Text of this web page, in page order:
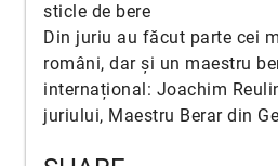
sticle de bere
Din juriu au făcut parte cei
români, dar și un maestru
internațional: Joachim
juriului, Maestru Berar din